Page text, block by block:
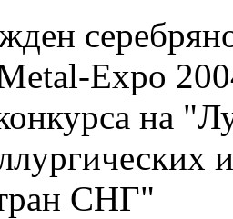
Expo
на
СНГ"